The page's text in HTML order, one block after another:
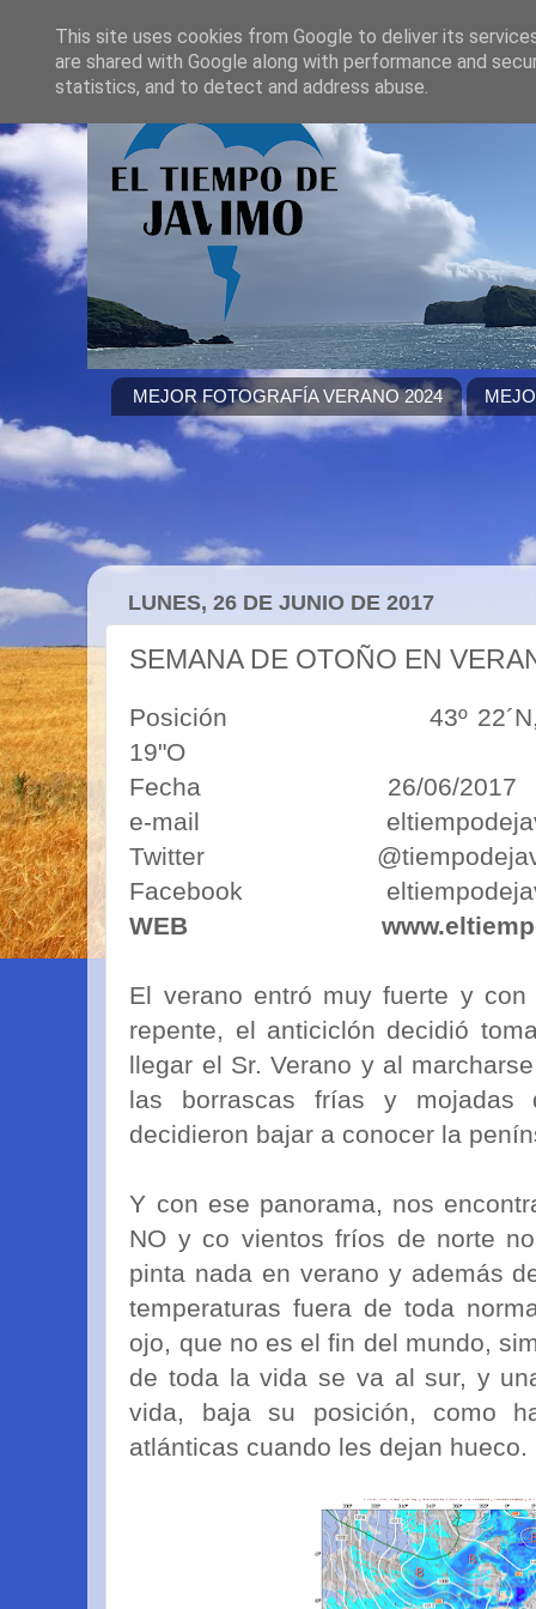
MEJOR FOTOGRAFÍA VERANO 2024
LUNES, 26 DE JUNIO DE 2017
SEMANA DE OTOÑO EN
Posición 43º 22´N,
19"O
Fecha 26/06/2017
e-mail
Twitter
Facebook
WEB
El verano entró muy fuerte y
repente, el anticiclón decidió
llegar el Sr. Verano y al
las borrascas frías y mojadas
decidieron bajar a conocer la
Y con ese panorama, nos
NO y co vientos fríos de norte
pinta nada en verano y además
temperaturas fuera de toda
ojo, que no es el fin del mundo,
de toda la vida se va al sur, y
vida, baja su posición, como
atlánticas cuando les dejan hueco.
This site uses cookies from Google to deliver its
are shared with Google along with performance and
statistics, and to detect and address abuse.